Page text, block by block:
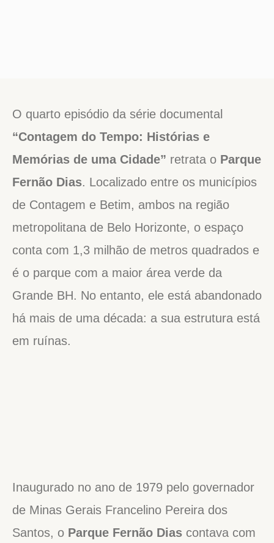
O quarto episódio da série documental
“Contagem do Tempo: Histórias e
Memórias de uma Cidade” retrata o Parque
Fernão Dias. Localizado entre os municípios
de Contagem e Betim, ambos na região
metropolitana de Belo Horizonte, o espaço
conta com 1,3 milhão de metros quadrados e
é o parque com a maior área verde da
Grande BH. No entanto, ele está abandonado
há mais de uma década: a sua estrutura está
em ruínas.
Inaugurado no ano de 1979 pelo governador
de Minas Gerais Francelino Pereira dos
Santos, o Parque Fernão Dias contava com